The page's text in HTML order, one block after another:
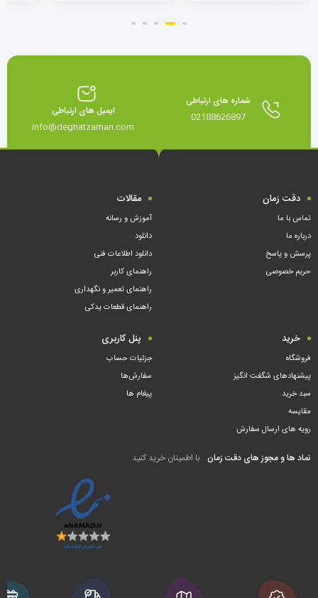
شماره های ارتباطی
02188626897
ایمیل های ارتباطی
info@deghatzaman.com
دقت زمان
تماس با ما
درباره ما
پرسش و پاسخ
حریم خصوصی
مقالات
آموزش و رسانه
دانلود
دانلود اطلاعات فنی
راهنمای کاربر
راهنمای تعمیر و نگهداری
راهنمای قطعات یدکی
خرید
فروشگاه
پیشنهادهای شگفت انگیز
سبد خرید
مقایسه
رویه های ارسال سفارش
پنل کاربری
جزئیات حساب
سفارش‌ها
پیغام ها
نماد ها و مجوز های دقت زمان با اطمینان خرید کنید